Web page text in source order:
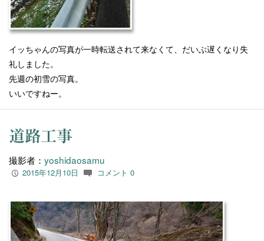
イッちゃんの写真が一時転送されて来なくて、だいぶ遅くなり失
礼しました。
先週の初雪の写真。
いいですねー。
道路工事
撮影者： yoshidaosamu
P 2015年12月10日 c コメント 0